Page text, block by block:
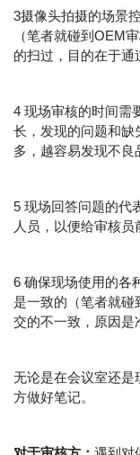
3摄像头拍摄的场景
（笔者就碰到OEM
的扫过，目的在于通
4 现场审核的时间需
长，发现的问题和缺
多，越容易发现不良
5 现场回答问题的代
人员，以便给审核员
6 确保现场使用的各
是一致的（笔者就
交的不一致，原因是
无论是在会议室还是
方做好笔记。